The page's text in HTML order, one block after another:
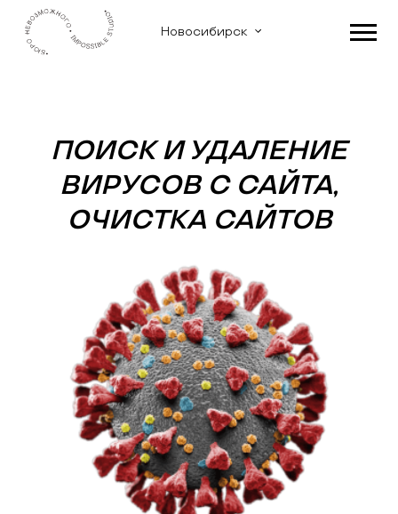
Новосибирск
ПОИСК И УДАЛЕНИЕ
ВИРУСОВ С САЙТА,
ОЧИСТКА САЙТОВ